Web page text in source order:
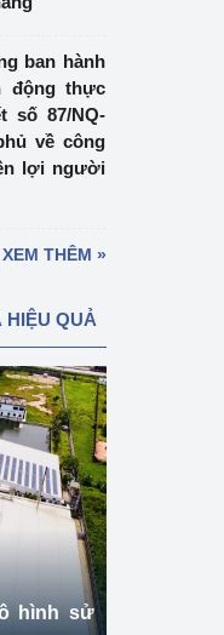
ban hành
động thực
số 87/NQ-
về công
lợi người
XEM THÊM »
HIỆU QUẢ
hình sử